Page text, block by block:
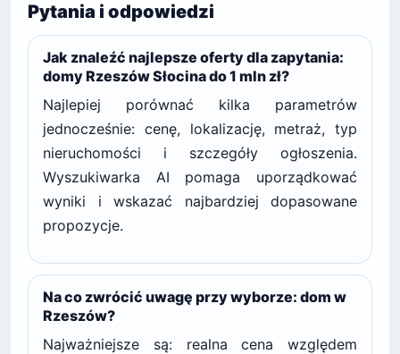
Pytania i odpowiedzi
Jak znaleźć najlepsze oferty dla zapytania:
domy Rzeszów Słocina do 1 mln zł?
Najlepiej porównać kilka parametrów
jednocześnie: cenę, lokalizację, metraż, typ
nieruchomości i szczegóły ogłoszenia.
Wyszukiwarka AI pomaga uporządkować
wyniki i wskazać najbardziej dopasowane
propozycje.
Na co zwrócić uwagę przy wyborze: dom w
Rzeszów?
Najważniejsze są: realna cena względem